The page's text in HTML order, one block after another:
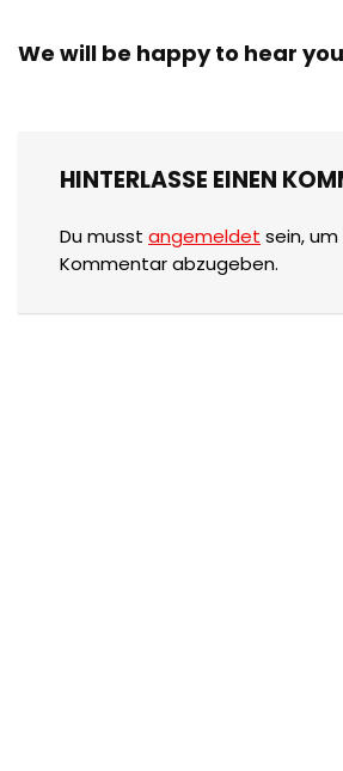
We will be happy to hear
HINTERLASSE EINEN
Du musst angemeldet sein,
Kommentar abzugeben.